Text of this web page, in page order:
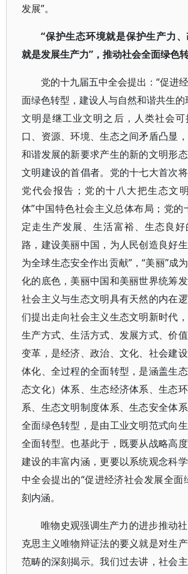
发展”。
“保护生态环境就是保护生产力
就是发展生产力”，推动社会全面绿色
党的十九届五中全会提出：“促进
面绿色转型，建设人与自然和谐共生的
文明是继工业文明之后，人类社会可
口、资源、环境、生态之间矛盾凸显
和谐发展的新要求产生的新的文明形
文明建设的首倡者。党的十七大首次
党代会报告；党的十八大把生态文
体”中国特色社会主义总体布局；党的
定走生产发展、生活富裕、生态良
路，建设美丽中国，为人民创造良好
为全球生态安全作出贡献”，“美丽”成
化的底色，美丽中国和美丽世界统筹
社会主义与生态文明具有天然的内在
们提出走向社会主义生态文明新时代
生产方式、生活方式、发展方式、价
变革，是经济、政治、文化、社会建
体化、全过程的全面转型，是涵盖生
态文化）体系、生态经济体系、生态
系、生态文明制度体系、生态安全体
全面绿色转型，是由工业文明范式向
全面转型。也基此于，既要从战略高
建设的丰富内涵，更要以系统观念科
中全会提出的“促进经济社会发展全面
刻内涵。
唯物史观强调生产力的进步推动
克思主义唯物辩证法的要义就是对生
范畴的深刻揭示。我们过去讲，社会